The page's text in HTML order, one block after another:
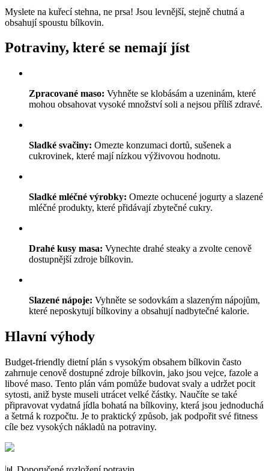
Myslete na kuřecí stehna, ne prsa! Jsou levnější, stejně chutná a
obsahují spoustu bílkovin.
Potraviny, které se nemají jíst
Zpracované maso: Vyhněte se klobásám a uzeninám, které
mohou obsahovat vysoké množství soli a nejsou příliš zdravé.
Sladké svačiny: Omezte konzumaci dortů, sušenek a
cukrovinek, které mají nízkou výživovou hodnotu.
Sladké mléčné výrobky: Omezte ochucené jogurty a slazené
mléčné produkty, které přidávají zbytečné cukry.
Drahé kusy masa: Vynechte drahé steaky a zvolte cenově
dostupnější zdroje bílkovin.
Slazené nápoje: Vyhněte se sodovkám a slazeným nápojům,
které neposkytují bílkoviny a obsahují nadbytečné kalorie.
Hlavní výhody
Budget-friendly dietní plán s vysokým obsahem bílkovin často
zahrnuje cenově dostupné zdroje bílkovin, jako jsou vejce, fazole a
libové maso. Tento plán vám pomůže budovat svaly a udržet pocit
sytosti, aniž byste museli utrácet velké částky. Naučíte se také
připravovat vydatná jídla bohatá na bílkoviny, která jsou jednoduchá
a šetrná k rozpočtu. Je to praktický způsob, jak podpořit své fitness
cíle bez vysokých nákladů na potraviny.